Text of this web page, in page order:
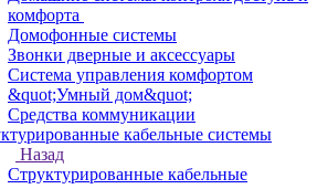
комфорта
Домофонные системы
Звонки дверные и аксессуары
Система управления комфортом
&quot;Умный дом&quot;
Средства коммуникации
кабельные системы
Назад
Структурированные кабельные